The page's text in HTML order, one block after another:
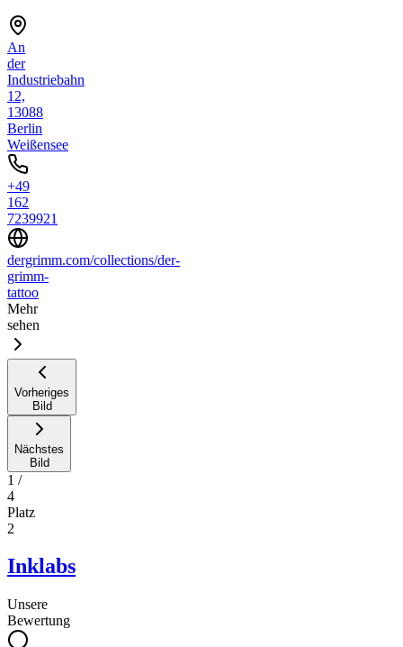
An
der
Industriebahn
12,
13088
Berlin
Weißensee
+49
162
7239921
dergrimm.com/collections/der-
grimm-
tattoo
Mehr
sehen
Vorheriges
Bild
Nächstes
Bild
1 /
4
Platz
2
Inklabs
Unsere
Bewertung